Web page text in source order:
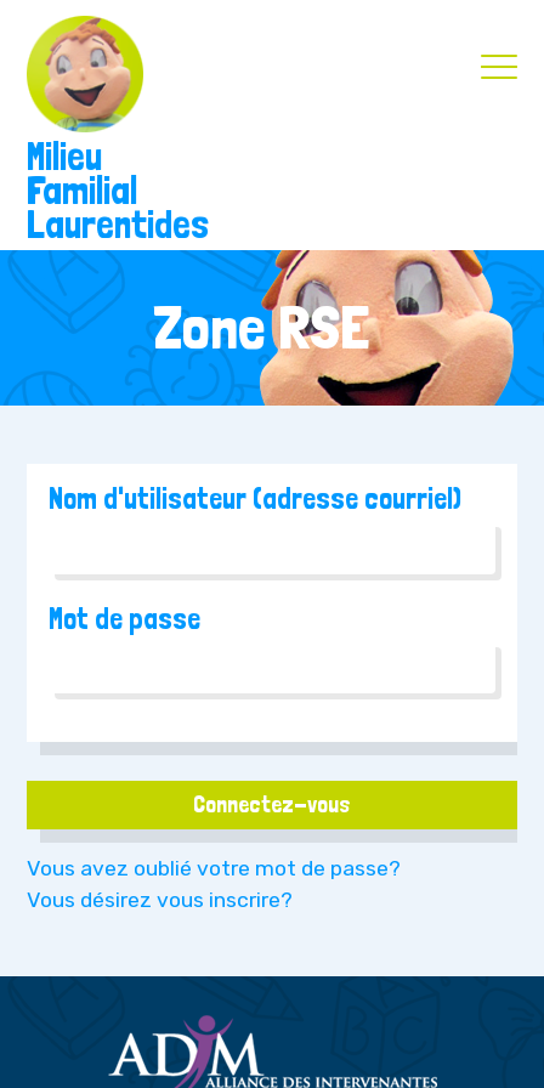
Milieu
Familial
Laurentides
Zone RSE
Nom d'utilisateur (adresse courriel)
Mot de passe
Connectez-vous
Vous avez oublié votre mot de passe?
Vous désirez vous inscrire?